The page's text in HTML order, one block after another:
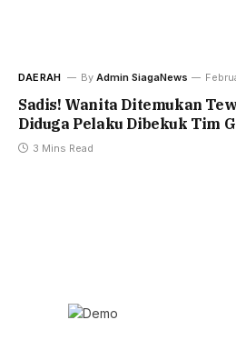
DAERAH By Admin SiagaNews
Sadis! Wanita Ditemukan
Diduga Pelaku Dibekuk Tim
3 Mins Read